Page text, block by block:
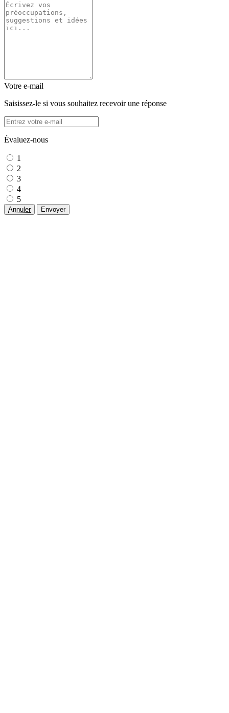
Votre e-mail
Saisissez-le si vous souhaitez recevoir une réponse
Évaluez-nous
1
2
3
4
5
Annuler Envoyer